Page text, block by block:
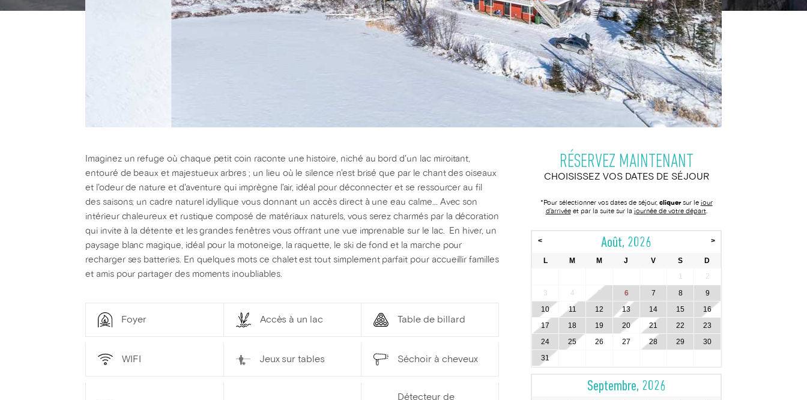
Imaginez un refuge où chaque petit coin raconte une histoire, niché au bord d'un lac miroitant,
entouré de beaux et majestueux arbres ; un lieu où le silence n'est brisé que par le chant des oiseaux
et l'odeur de nature et d'aventure qui imprègne l'air, idéal pour déconnecter et se ressourcer au fil
des saisons; un cadre naturel idyllique vous donnant un accès direct à une eau calme... Avec son
intérieur chaleureux et rustique composé de matériaux naturels, vous serez charmés par la décoration
qui invite à la détente et les grandes fenêtres vous offrant une vue imprenable sur le lac. En hiver, un
paysage blanc magique, idéal pour la motoneige, la raquette, le ski de fond et la marche pour
recharger ses batteries. En quelques mots ce chalet est tout simplement parfait pour accueillir familles
et amis pour partager des moments inoubliables.
Foyer Accès à un lac Table de billard
WIFI Jeux sur tables Séchoir à cheveux
Détecteur de
RÉSERVEZ MAINTENANT
CHOISISSEZ VOS DATES DE SÉJOUR
*Pour sélectionner vos dates de séjour, cliquersur le jour
d’arrivéeet par la suite sur la journée de votre départ.
< Août, 2026
L M M J V S
D
1
2
3
4 5 6 7 8
9
10
11 12 13 14 15
16
17
18 19 20 21 22
23
24
25 26 27 28 29
30
31
Septembre, 2026
>